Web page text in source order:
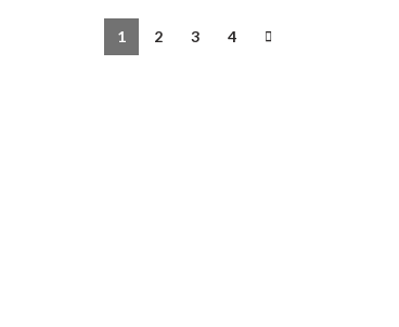
1 2 3 4